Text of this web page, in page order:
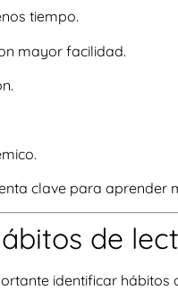
tiempo.
mayor facilidad.
clave para aprender
de
identificar